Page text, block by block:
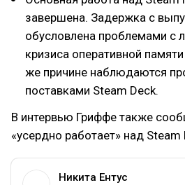
завершена. Задержка с
обусловлена проблемами с
кризиса оперативной
же причине наблюдаются
поставками Steam Deck.
В интервью Гриффе также
«усердно работает» над Steam
Никита Ентус